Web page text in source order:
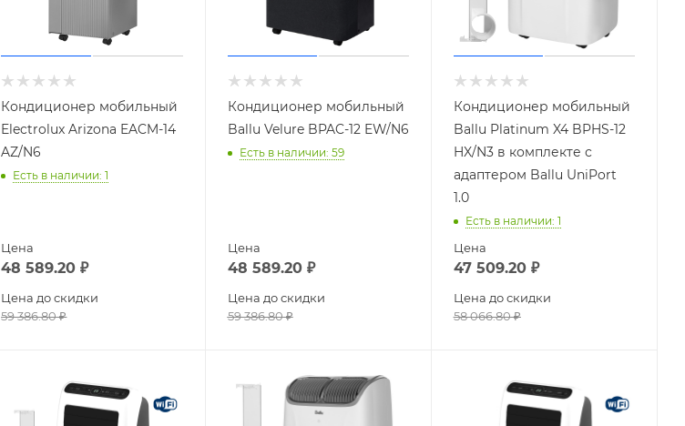
Кондиционер мобильный
Electrolux Arizona EACM-14
AZ/N6
Есть в наличии: 1
Цена
48 589.20 ₽
Цена до скидки
59 386.80₽
Кондиционер мобильный
Ballu Velure BPAC-12 EW/N6
Есть в наличии: 59
Цена
48 589.20₽
Цена до скидки
59 386.80₽
Кондиционер мобильный
Ballu Platinum X4 BPHS-12
HX/N3 в комплекте с
адаптером Ballu UniPort
1.0
Есть в наличии: 1
Цена
47 509.20₽
Цена до скидки
58 066.80₽